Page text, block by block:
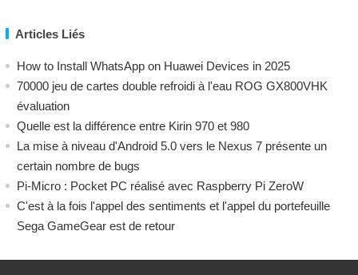
Articles Liés
How to Install WhatsApp on Huawei Devices in 2025
70000 jeu de cartes double refroidi à l'eau ROG GX800VHK
évaluation
Quelle est la différence entre Kirin 970 et 980
La mise à niveau d'Android 5.0 vers le Nexus 7 présente un
certain nombre de bugs
Pi-Micro : Pocket PC réalisé avec Raspberry Pi ZeroW
C'est à la fois l'appel des sentiments et l'appel du portefeuille
Sega GameGear est de retour